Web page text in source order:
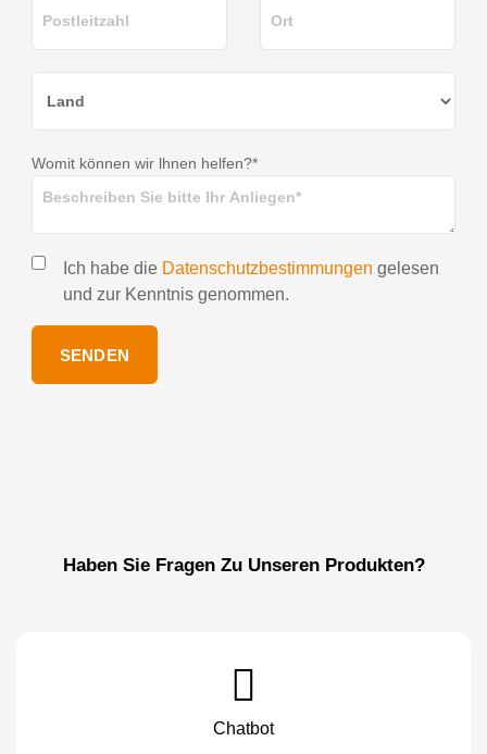
Womit können wir lhnen helfen?*
Ich habe die Datenschutzbestimmungen gelesen
und zur Kenntnis genommen.
SENDEN
Haben Sie Fragen Zu Unseren Produkten?
Chatbot